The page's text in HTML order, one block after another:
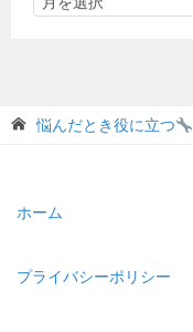
悩んだとき役に立つ
ホーム
プライバシーポリシー